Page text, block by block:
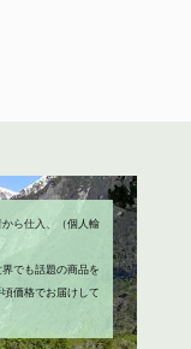
ら仕入、（個人輸
でも話題の商品を
価格でお届けして